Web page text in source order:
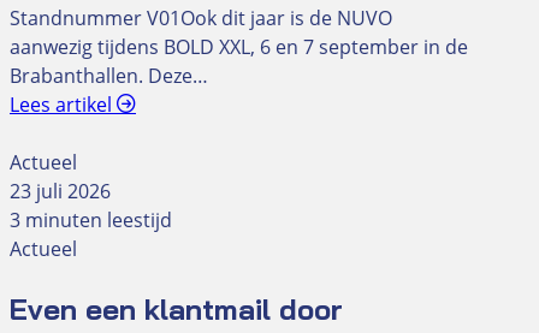
Standnummer V01Ook dit jaar is de NUVO
aanwezig tijdens BOLD XXL, 6 en 7 september in de
Brabanthallen. Deze…
Lees artikel
Actueel
23 juli 2026
3 minuten leestijd
Actueel
Even een klantmail door